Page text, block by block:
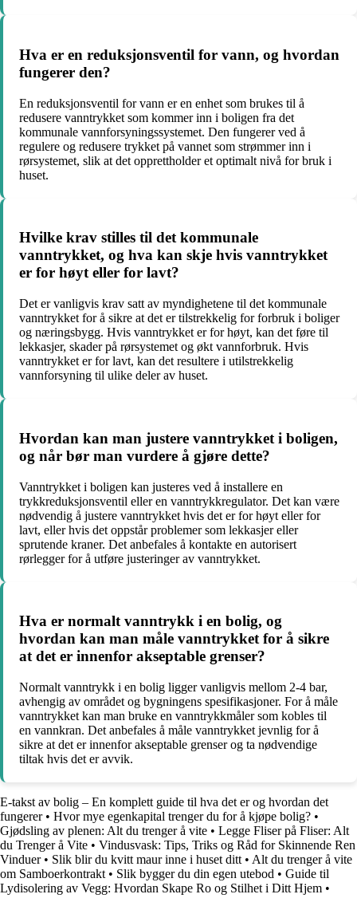
Hva er en reduksjonsventil for vann, og hvordan
fungerer den?
En reduksjonsventil for vann er en enhet som brukes til å
redusere vanntrykket som kommer inn i boligen fra det
kommunale vannforsyningssystemet. Den fungerer ved å
regulere og redusere trykket på vannet som strømmer inn i
rørsystemet, slik at det opprettholder et optimalt nivå for bruk i
huset.
Hvilke krav stilles til det kommunale
vanntrykket, og hva kan skje hvis vanntrykket
er for høyt eller for lavt?
Det er vanligvis krav satt av myndighetene til det kommunale
vanntrykket for å sikre at det er tilstrekkelig for forbruk i boliger
og næringsbygg. Hvis vanntrykket er for høyt, kan det føre til
lekkasjer, skader på rørsystemet og økt vannforbruk. Hvis
vanntrykket er for lavt, kan det resultere i utilstrekkelig
vannforsyning til ulike deler av huset.
Hvordan kan man justere vanntrykket i boligen,
og når bør man vurdere å gjøre dette?
Vanntrykket i boligen kan justeres ved å installere en
trykkreduksjonsventil eller en vanntrykkregulator. Det kan være
nødvendig å justere vanntrykket hvis det er for høyt eller for
lavt, eller hvis det oppstår problemer som lekkasjer eller
sprutende kraner. Det anbefales å kontakte en autorisert
rørlegger for å utføre justeringer av vanntrykket.
Hva er normalt vanntrykk i en bolig, og
hvordan kan man måle vanntrykket for å sikre
at det er innenfor akseptable grenser?
Normalt vanntrykk i en bolig ligger vanligvis mellom 2-4 bar,
avhengig av området og bygningens spesifikasjoner. For å måle
vanntrykket kan man bruke en vanntrykkmåler som kobles til
en vannkran. Det anbefales å måle vanntrykket jevnlig for å
sikre at det er innenfor akseptable grenser og ta nødvendige
tiltak hvis det er avvik.
E-takst av bolig – En komplett guide til hva det er og hvordan det
fungerer• Hvor mye egenkapital trenger du for å kjøpe bolig? •
Gjødsling av plenen: Alt du trenger å vite • Legge Fliser på Fliser: Alt
du Trenger å Vite • Vindusvask: Tips, Triks og Råd for Skinnende Ren
Vinduer• Slik blir du kvitt maur inne i huset ditt • Alt du trenger å vite
om Samboerkontrakt • Slik bygger du din egen utebod • Guide til
Lydisolering av Vegg: Hvordan Skape Ro og Stilhet i Ditt Hjem •